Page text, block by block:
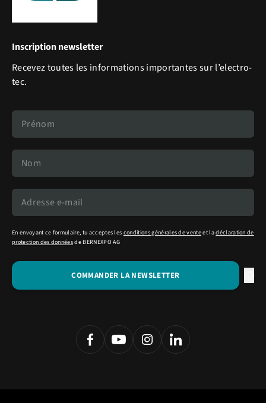
Inscription newsletter
Recevez toutes les informations importantes sur l’electro-
tec.
En envoyant ce formulaire, tu acceptes les conditions générales de venteet ladéclaration de
protection des donnéesde BERNEXPO AG